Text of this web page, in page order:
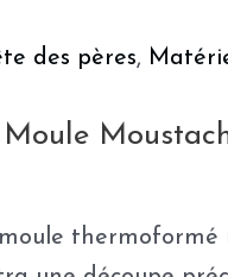
des pères,
thermoformé